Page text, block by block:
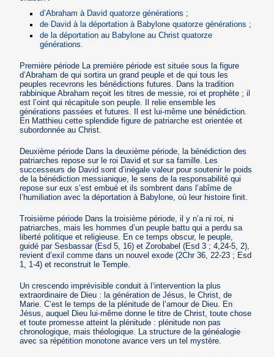
d’Abraham à David quatorze générations ;
de David à la déportation à Babylone quatorze générations ;
de la déportation au Babylone au Christ quatorze
générations.
Première période La première période est située sous la figure
d’Abraham de qui sortira un grand peuple et de qui tous les
peuples recevrons les bénédictions futures. Dans la tradition
rabbinique Abraham reçoit les titres de messie, roi et prophète ; il
est l’oint qui récapitule son peuple. Il relie ensemble les
générations passées et futures. Il est lui-même une bénédiction.
En Matthieu cette splendide figure de patriarche est orientée et
subordonnée au Christ.
Deuxième période Dans la deuxième période, la bénédiction des
patriarches repose sur le roi David et sur sa famille. Les
successeurs de David sont d’inégale valeur pour soutenir le poids
de la bénédiction messianique, le sens de la responsabilité qui
repose sur eux s’est embué et ils sombrent dans l’abîme de
l’humiliation avec la déportation à Babylone, où leur histoire finit.
Troisième période Dans la troisième période, il y n’a ni roi, ni
patriarches, mais les hommes d’un peuple battu qui a perdu sa
liberté politique et religieuse. En ce temps obscur, le peuple,
guidé par Sesbassar (Esd 5, 16) et Zorobabel (Esd 3 ; 4,24-5, 2),
revient d’exil comme dans un nouvel exode (2Chr 36, 22-23 ; Esd
1, 1-4) et reconstruit le Temple.
Un crescendo imprévisible conduit à l’intervention la plus
extraordinaire de Dieu : la génération de Jésus, le Christ, de
Marie. C’est le temps de la plénitude de l’amour de Dieu. En
Jésus, auquel Dieu lui-même donne le titre de Christ, toute chose
et toute promesse atteint la plénitude : plénitude non pas
chronologique, mais théologique. La structure de la généalogie
avec sa répétition monotone avance vers un tel mystère.